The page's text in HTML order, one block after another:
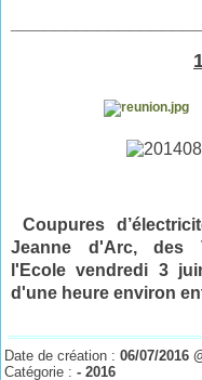
Coupures
Jeanne d'Arc,
l'Ecole vendredi 3
d'une heure environ
Date de création :06/07/2016
Catégorie :- 2016